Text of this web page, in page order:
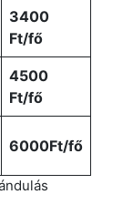
3400
Ft/fő
4500
Ft/fő
6000Ft/fő